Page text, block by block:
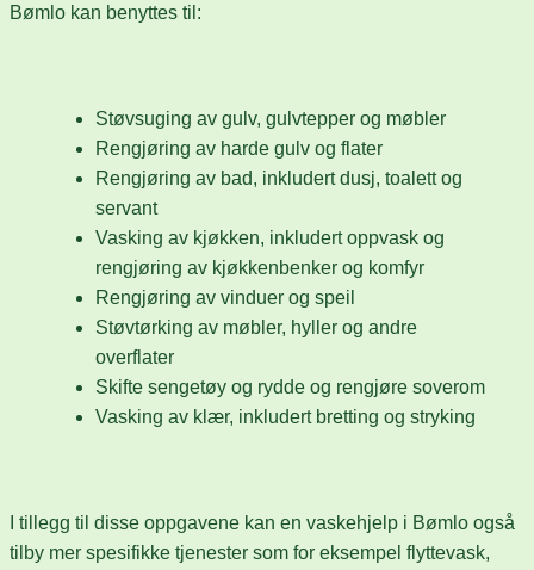
Bømlo kan benyttes til:
Støvsuging av gulv, gulvtepper og møbler
Rengjøring av harde gulv og flater
Rengjøring av bad, inkludert dusj, toalett og
servant
Vasking av kjøkken, inkludert oppvask og
rengjøring av kjøkkenbenker og komfyr
Rengjøring av vinduer og speil
Støvtørking av møbler, hyller og andre
overflater
Skifte sengetøy og rydde og rengjøre soverom
Vasking av klær, inkludert bretting og stryking
I tillegg til disse oppgavene kan en vaskehjelp i Bømlo også
tilby mer spesifikke tjenester som for eksempel flyttevask,